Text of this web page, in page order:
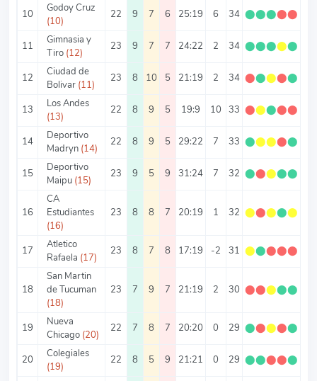
10
Godoy Cruz
(10)
22 9 7 6 25:19 6 34 ⬤⬤⬤⬤⬤
11
Gimnasia y
Tiro (12)
23 9 7 7 24:22 2 34 ⬤⬤⬤⬤⬤
12
Ciudad de
Bolivar (11)
23 8 10 5 21:19 2 34 ⬤⬤⬤⬤⬤
13
Los Andes
(13)
22 8 9 5 19:9 10 33 ⬤⬤⬤⬤⬤
14
Deportivo
Madryn (14)
22 8 9 5 29:22 7 33 ⬤⬤⬤⬤⬤
15
Deportivo
Maipu (15)
23 9 5 9 31:24 7 32 ⬤⬤⬤⬤⬤
16
CA
Estudiantes
(16)
23 8 8 7 20:19 1 32 ⬤⬤⬤⬤⬤
17
Atletico
Rafaela (17)
23 8 7 8 17:19 -2 31 ⬤⬤⬤⬤⬤
18
San Martin
de Tucuman
(18)
23 7 9 7 21:19 2 30 ⬤⬤⬤⬤⬤
19
Nueva
Chicago (20)
22 7 8 7 20:20 0 29 ⬤⬤⬤⬤⬤
20
Colegiales
(19)
22 8 5 9 21:21 0 29 ⬤⬤⬤⬤⬤